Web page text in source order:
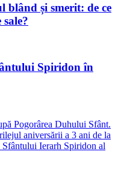
blând și smerit: de ce
Spiridon în
Pogorârea Duhului Sfânt.
aniversării a 3 ani de la
Ierarh Spiridon al